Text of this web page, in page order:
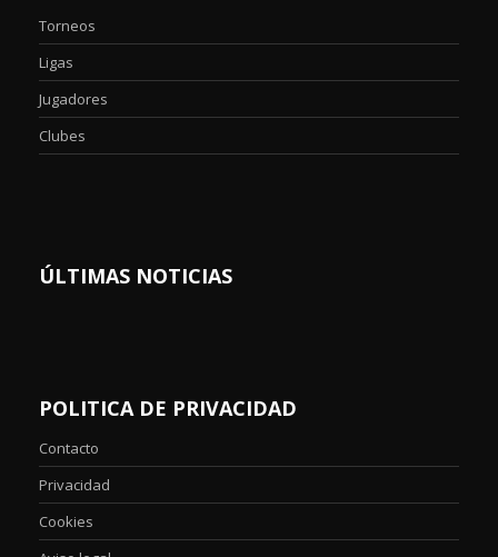
Torneos
Ligas
Jugadores
Clubes
ÚLTIMAS NOTICIAS
POLITICA DE PRIVACIDAD
Contacto
Privacidad
Cookies